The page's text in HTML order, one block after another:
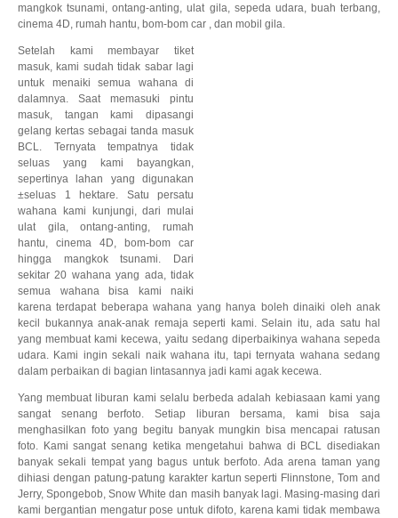
mangkok tsunami, ontang-anting, ulat gila, sepeda udara, buah terbang,
cinema 4D, rumah hantu, bom-bom car , dan mobil gila.
Setelah kami membayar tiket
masuk, kami sudah tidak sabar lagi
untuk menaiki semua wahana di
dalamnya. Saat memasuki pintu
masuk, tangan kami dipasangi
gelang kertas sebagai tanda masuk
BCL. Ternyata tempatnya tidak
seluas yang kami bayangkan,
sepertinya lahan yang digunakan
±seluas 1 hektare. Satu persatu
wahana kami kunjungi, dari mulai
ulat gila, ontang-anting, rumah
hantu, cinema 4D, bom-bom car
hingga mangkok tsunami. Dari
sekitar 20 wahana yang ada, tidak
semua wahana bisa kami naiki
karena terdapat beberapa wahana yang hanya boleh dinaiki oleh anak
kecil bukannya anak-anak remaja seperti kami. Selain itu, ada satu hal
yang membuat kami kecewa, yaitu sedang diperbaikinya wahana sepeda
udara. Kami ingin sekali naik wahana itu, tapi ternyata wahana sedang
dalam perbaikan di bagian lintasannya jadi kami agak kecewa.
Yang membuat liburan kami selalu berbeda adalah kebiasaan kami yang
sangat senang berfoto. Setiap liburan bersama, kami bisa saja
menghasilkan foto yang begitu banyak mungkin bisa mencapai ratusan
foto. Kami sangat senang ketika mengetahui bahwa di BCL disediakan
banyak sekali tempat yang bagus untuk berfoto. Ada arena taman yang
dihiasi dengan patung-patung karakter kartun seperti Flinnstone, Tom and
Jerry, Spongebob, Snow White dan masih banyak lagi. Masing-masing dari
kami bergantian mengatur pose untuk difoto, karena kami tidak membawa